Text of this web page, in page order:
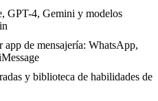
GPT-4, Gemini y modelos
app de mensajería: WhatsApp,
y biblioteca de habilidades de